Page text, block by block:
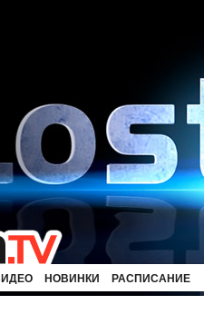
НОВИНКИ РАСПИСАНИЕ